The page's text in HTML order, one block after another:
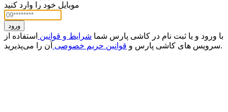
موبایل خود را وارد کنید
ورود
با ورود و یا ثبت نام در کاشی پارس شما شرایط و قوانین استفاده از
سرویس های کاشی پارس و قوانین حریم خصوصی آن را می‌پذیرید.